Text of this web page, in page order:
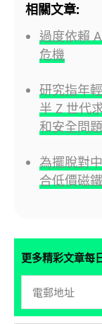
相關文章:
過度依賴
危機
研究指年
半 Z 世代
和安全問
為擺脫對
合低價磁
更多精彩文章每